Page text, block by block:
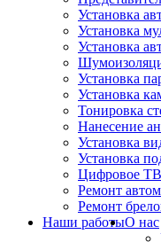
Установка
Установка
Установка
Установка
Установка
Тонировка
Нанесение
Установка
Установка
Цифровое ТВ
Ремонт
Ремонт
Наши работыО нас